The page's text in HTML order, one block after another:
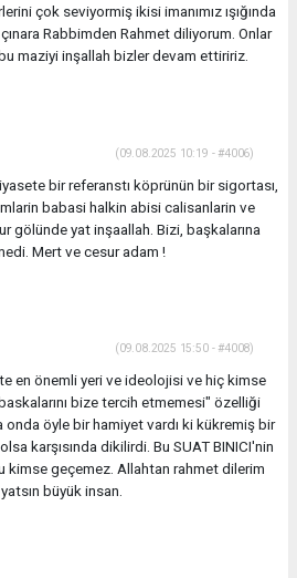
çok seviyormiş ikisi imanımız ışığında
Rabbimden Rahmet diliyorum. Onlar
maziyi inşallah bizler devam ettiririz.
(09.08.2025 10:19 - #4006)
bir referanstı köprünün bir sigortası,
babasi halkin abisi calisanlarin ve
gölünde yat inşaallah. Bizi, başkalarına
Mert ve cesur adam !
(09.08.2025 15:50 - #4008)
en önemli yeri ve ideolojisi ve hiç kimse
bize tercih etmemesi" özelliği
öyle bir hamiyet vardı ki kükremiş bir
karşısında dikilirdi. Bu SUAT BINICI'nin
kimse geçemez. Allahtan rahmet dilerim
büyük insan.